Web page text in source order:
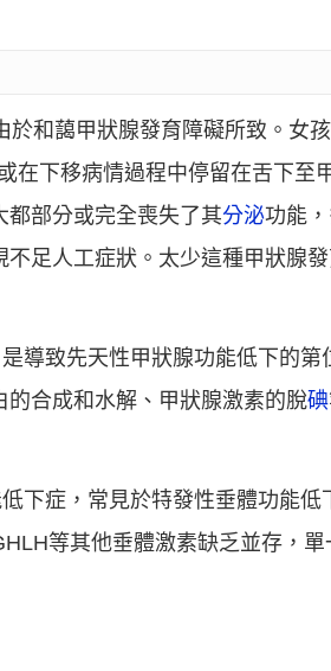
於和藹甲狀腺發育障礙所致。女
在下移病情過程中停留在舌下至
都部分或完全喪失了其分泌功能
足人工症狀。太少這種甲狀腺
導致先天性甲狀腺功能低下的第
合成和水解、甲狀腺激素的脫碘
下症，常見於特發性垂體功能低
等其他垂體激素缺乏並存，